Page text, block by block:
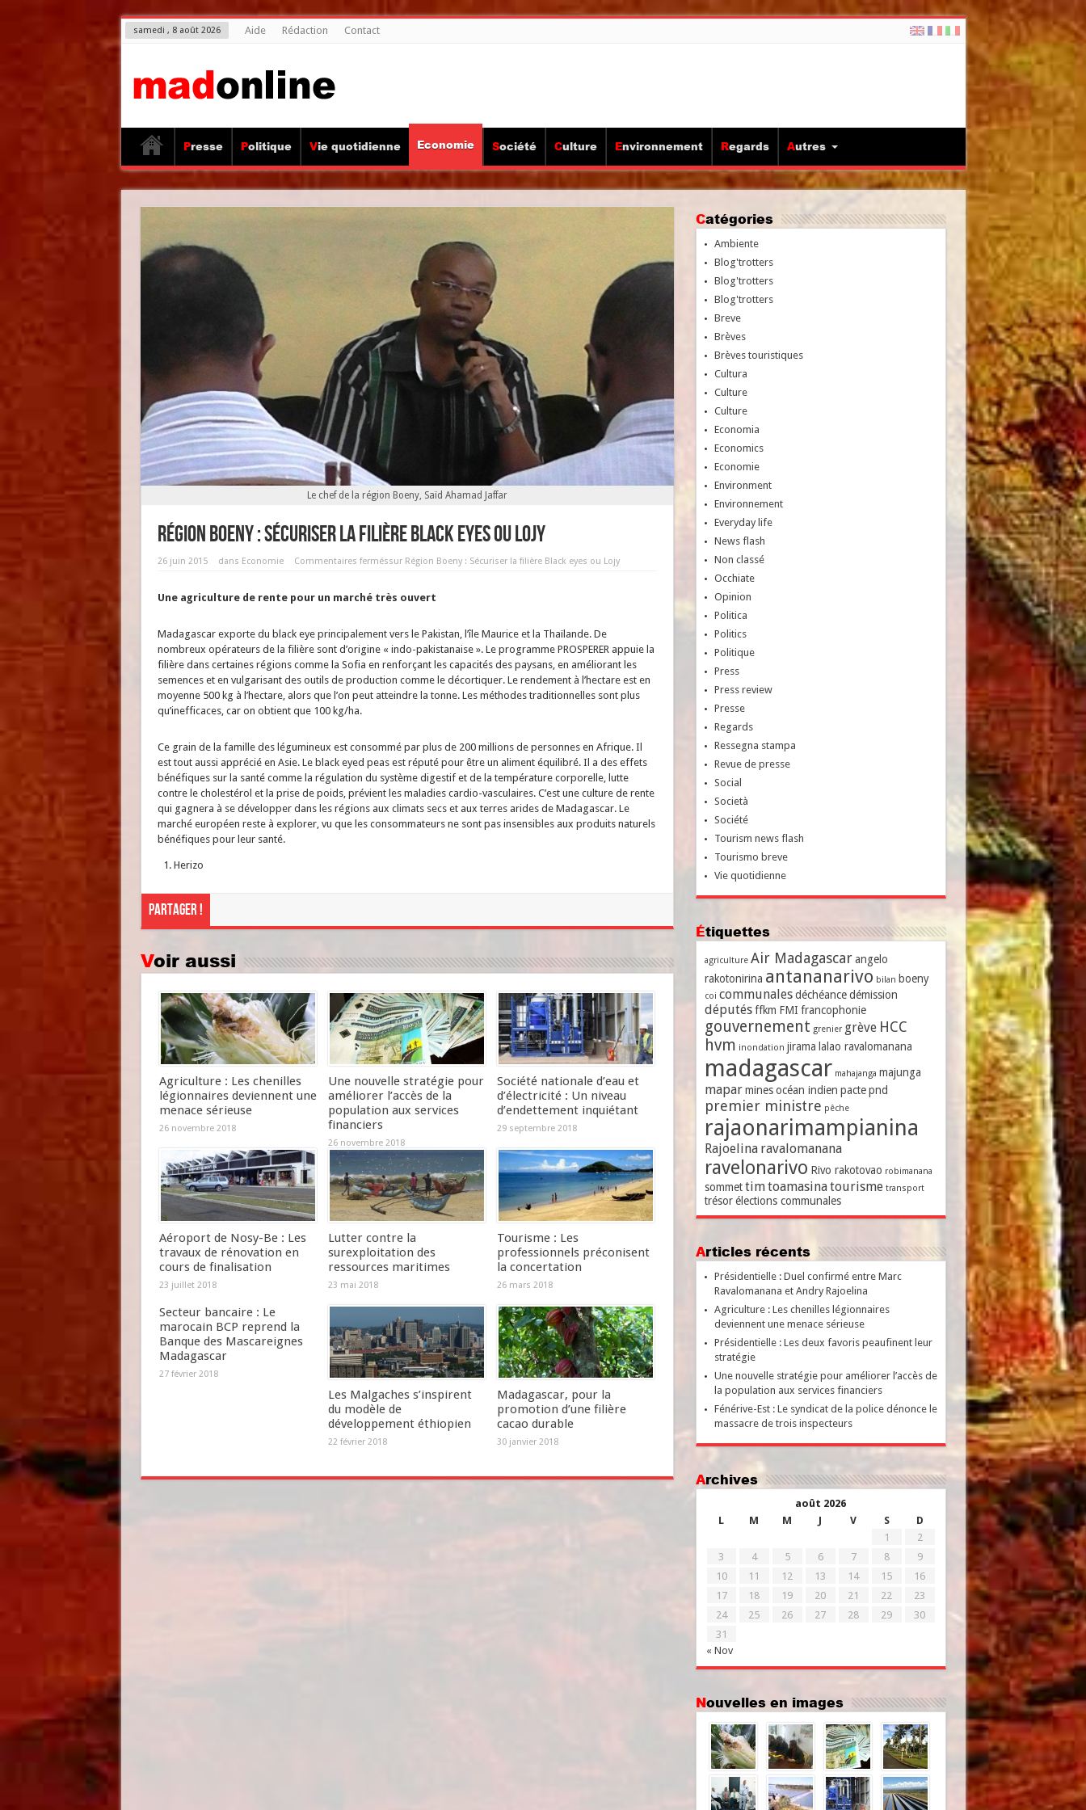
samedi , 8 août 2026 Aide Rédaction Contact
Presse Politique Vie quotidienne Economie Société Culture Environnement Regards Autres
Le chef de la région Boeny, Saïd Ahamad Jaffar
Région Boeny : Sécuriser la filière Black eyes ou Lojy
26 juin 2015 dans Economie Commentaires ferméssur Région Boeny : Sécuriser la filière Black eyes ou Lojy
Une agriculture de rente pour un marché très ouvert
Madagascar exporte du black eye principalement vers le Pakistan, l’île Maurice et la Thaïlande. De
nombreux opérateurs de la filière sont d’origine « indo-pakistanaise ». Le programme PROSPERER appuie la
filière dans certaines régions comme la Sofia en renforçant les capacités des paysans, en améliorant les
semences et en vulgarisant des outils de production comme le décortiquer. Le rendement à l’hectare est en
moyenne 500 kg à l’hectare, alors que l’on peut atteindre la tonne. Les méthodes traditionnelles sont plus
qu’inefficaces, car on obtient que 100 kg/ha.
Ce grain de la famille des légumineux est consommé par plus de 200 millions de personnes en Afrique. Il
est tout aussi apprécié en Asie. Le black eyed peas est réputé pour être un aliment équilibré. Il a des effets
bénéfiques sur la santé comme la régulation du système digestif et de la température corporelle, lutte
contre le cholestérol et la prise de poids, prévient les maladies cardio-vasculaires. C’est une culture de rente
qui gagnera à se développer dans les régions aux climats secs et aux terres arides de Madagascar. Le
marché européen reste à explorer, vu que les consommateurs ne sont pas insensibles aux produits naturels
bénéfiques pour leur santé.
Herizo
Partager !
Voir aussi
Agriculture : Les chenilles
légionnaires deviennent une
menace sérieuse
26 novembre 2018
Une nouvelle stratégie pour
améliorer l’accès de la
population aux services
financiers
26 novembre 2018
Société nationale d’eau et
d’électricité : Un niveau
d’endettement inquiétant
29 septembre 2018
Aéroport de Nosy-Be : Les
travaux de rénovation en
cours de finalisation
23 juillet 2018
Lutter contre la
surexploitation des
ressources maritimes
23 mai 2018
Tourisme : Les
professionnels préconisent
la concertation
26 mars 2018
Secteur bancaire : Le
marocain BCP reprend la
Banque des Mascareignes
Madagascar
27 février 2018
Les Malgaches s’inspirent
du modèle de
développement éthiopien
22 février 2018
Madagascar, pour la
promotion d’une filière
cacao durable
30 janvier 2018
Catégories
Ambiente
Blog'trotters
Blog'trotters
Blog'trotters
Breve
Brèves
Brèves touristiques
Cultura
Culture
Culture
Economia
Economics
Economie
Environment
Environnement
Everyday life
News flash
Non classé
Occhiate
Opinion
Politica
Politics
Politique
Press
Press review
Presse
Regards
Ressegna stampa
Revue de presse
Social
Società
Société
Tourism news flash
Tourismo breve
Vie quotidienne
Étiquettes
agriculture Air Madagascar angelo
rakotonirina antananarivo bilan boeny
coi communales déchéance démission
députés ffkm FMI francophonie
gouvernement grenier grève HCC
hvm inondation jirama lalao ravalomanana
madagascar mahajanga majunga
mapar mines océan indien pacte pnd
premier ministre pêche
rajaonarimampianina
Rajoelina ravalomanana
ravelonarivo Rivo rakotovao robimanana
sommet timtoamasinatourisme transport
trésor élections communales
Articles récents
Présidentielle : Duel confirmé entre Marc
Ravalomanana et Andry Rajoelina
Agriculture : Les chenilles légionnaires
deviennent une menace sérieuse
Présidentielle : Les deux favoris peaufinent leur
stratégie
Une nouvelle stratégie pour améliorer l’accès de
la population aux services financiers
Fénérive-Est : Le syndicat de la police dénonce le
massacre de trois inspecteurs
Archives
août 2026
L
M M J V S D
« Nov
1
2
3
4 5 6 7 8
9
10
11 12 13 14 15
16
17
18 19 20 21 22
23
24
25 26 27 28 29
30
31
Nouvelles en images